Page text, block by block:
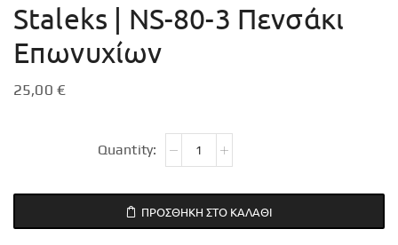
Staleks | NS-80-3 Πενσάκι
Επωνυχίων
25,00 €
ΠΡΟΣΘΉΚΗ ΣΤΟ ΚΑΛΆΘΙ